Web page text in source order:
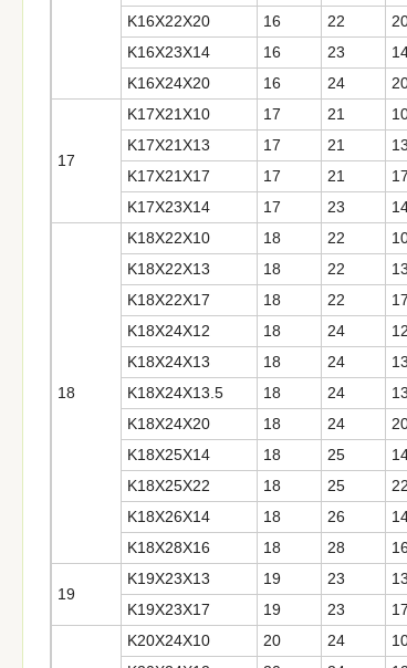
K16X22X20
16 22
K16X23X14
16 23
K16X24X20
16 24
17
K17X21X10 17 21
K17X21X13
17 21 13
K17X21X17
17 21 17
K17X23X14
17 23
18
K18X22X10 18 22
K18X22X13
18 22 13
K18X22X17
18 22 17
K18X24X12
18 24 12
K18X24X13
18 24 13
K18X24X13.5
18 24
K18X24X20
18 24
K18X25X14
18 25
K18X25X22
18 25 22
K18X26X14
18 26
K18X28X16
18 28 16
19
K19X23X13 19 23 13
K19X23X17
19 23 17
K20X24X10
20 24